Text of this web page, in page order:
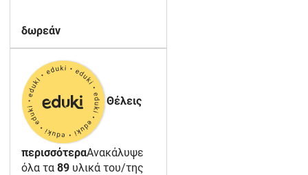
δωρεάν
Θέλεις
περισσότεραΑνακάλυψε
όλα τα 89 υλικά του/της